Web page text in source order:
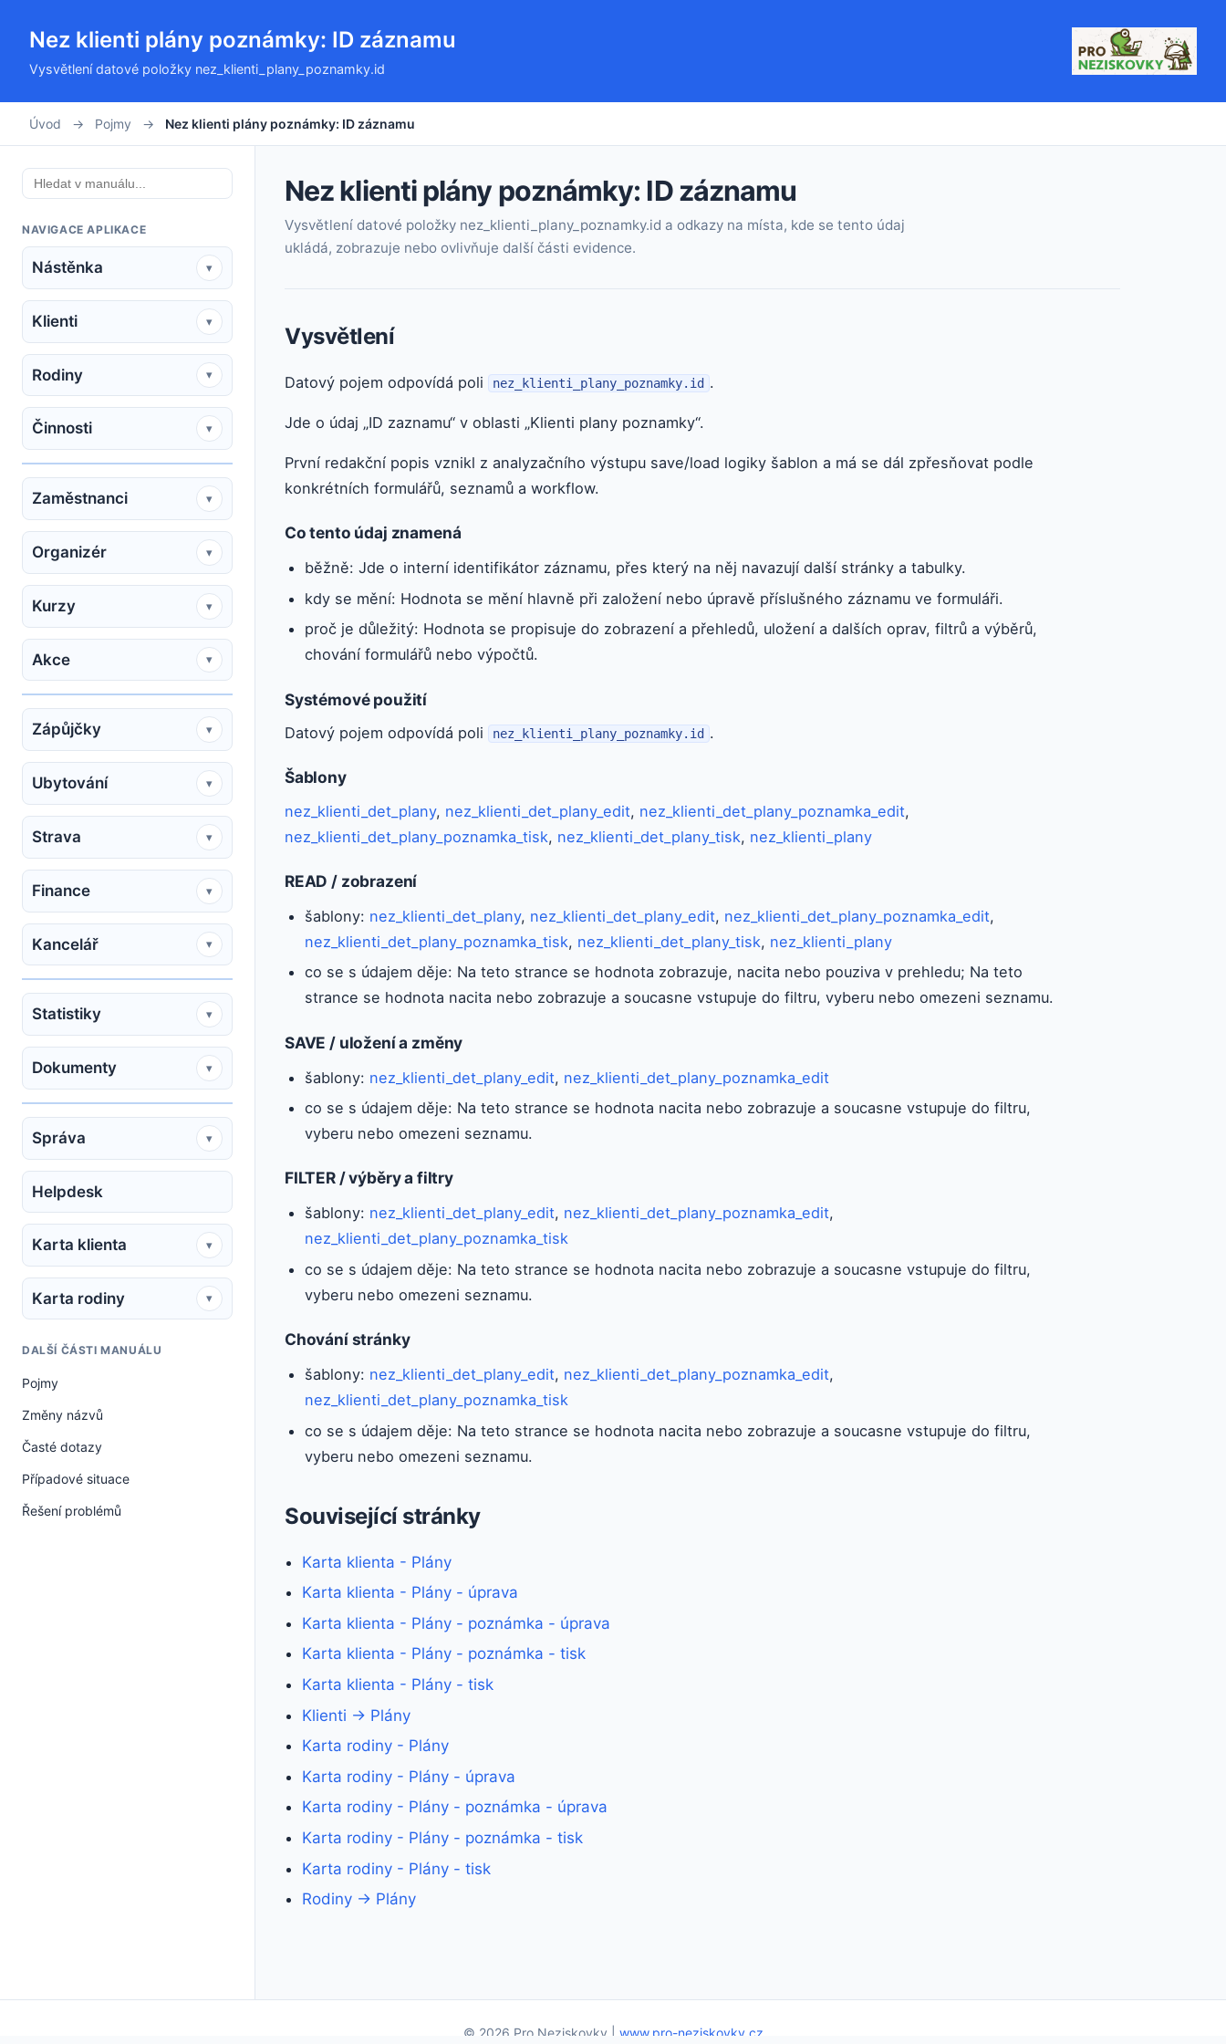
Nez klienti plány poznámky: ID záznamu
Vysvětlení datové položky nez_klienti_plany_poznamky.id
Úvod → Pojmy → Nez klienti plány poznámky: ID záznamu
NAVIGACE APLIKACE
Nástěnka ▾
Klienti ▾
Rodiny ▾
Činnosti ▾
Zaměstnanci ▾
Organizér ▾
Kurzy ▾
Akce ▾
Zápůjčky ▾
Ubytování ▾
Strava ▾
Finance ▾
Kancelář ▾
Statistiky ▾
Dokumenty ▾
Správa ▾
Helpdesk
Karta klienta ▾
Karta rodiny ▾
DALŠÍ ČÁSTI MANUÁLU
Pojmy
Změny názvů
Časté dotazy
Případové situace
Řešení problémů
Nez klienti plány poznámky: ID záznamu
Vysvětlení datové položky nez_klienti_plany_poznamky.id a odkazy na místa, kde se tento údaj
ukládá, zobrazuje nebo ovlivňuje další části evidence.
Vysvětlení
Datový pojem odpovídá poli nez_klienti_plany_poznamky.id .
Jde o údaj „ID zaznamu“ v oblasti „Klienti plany poznamky“.
První redakční popis vznikl z analyzačního výstupu save/load logiky šablon a má se dál zpřesňovat podle
konkrétních formulářů, seznamů a workflow.
Co tento údaj znamená
běžně: Jde o interní identifikátor záznamu, přes který na něj navazují další stránky a tabulky.
kdy se mění: Hodnota se mění hlavně při založení nebo úpravě příslušného záznamu ve formuláři.
proč je důležitý: Hodnota se propisuje do zobrazení a přehledů, uložení a dalších oprav, filtrů a výběrů,
chování formulářů nebo výpočtů.
Systémové použití
Datový pojem odpovídá poli nez_klienti_plany_poznamky.id .
Šablony
nez_klienti_det_plany, nez_klienti_det_plany_edit, nez_klienti_det_plany_poznamka_edit,
nez_klienti_det_plany_poznamka_tisk, nez_klienti_det_plany_tisk, nez_klienti_plany
READ / zobrazení
šablony: nez_klienti_det_plany, nez_klienti_det_plany_edit, nez_klienti_det_plany_poznamka_edit,
nez_klienti_det_plany_poznamka_tisk, nez_klienti_det_plany_tisk, nez_klienti_plany
co se s údajem děje: Na teto strance se hodnota zobrazuje, nacita nebo pouziva v prehledu; Na teto
strance se hodnota nacita nebo zobrazuje a soucasne vstupuje do filtru, vyberu nebo omezeni seznamu.
SAVE / uložení a změny
šablony: nez_klienti_det_plany_edit, nez_klienti_det_plany_poznamka_edit
co se s údajem děje: Na teto strance se hodnota nacita nebo zobrazuje a soucasne vstupuje do filtru,
vyberu nebo omezeni seznamu.
FILTER / výběry a filtry
šablony: nez_klienti_det_plany_edit, nez_klienti_det_plany_poznamka_edit,
nez_klienti_det_plany_poznamka_tisk
co se s údajem děje: Na teto strance se hodnota nacita nebo zobrazuje a soucasne vstupuje do filtru,
vyberu nebo omezeni seznamu.
Chování stránky
šablony: nez_klienti_det_plany_edit, nez_klienti_det_plany_poznamka_edit,
nez_klienti_det_plany_poznamka_tisk
co se s údajem děje: Na teto strance se hodnota nacita nebo zobrazuje a soucasne vstupuje do filtru,
vyberu nebo omezeni seznamu.
Související stránky
Karta klienta - Plány
Karta klienta - Plány - úprava
Karta klienta - Plány - poznámka - úprava
Karta klienta - Plány - poznámka - tisk
Karta klienta - Plány - tisk
Klienti → Plány
Karta rodiny - Plány
Karta rodiny - Plány - úprava
Karta rodiny - Plány - poznámka - úprava
Karta rodiny - Plány - poznámka - tisk
Karta rodiny - Plány - tisk
Rodiny → Plány
© 2026 Pro Neziskovky | www.pro-neziskovky.cz